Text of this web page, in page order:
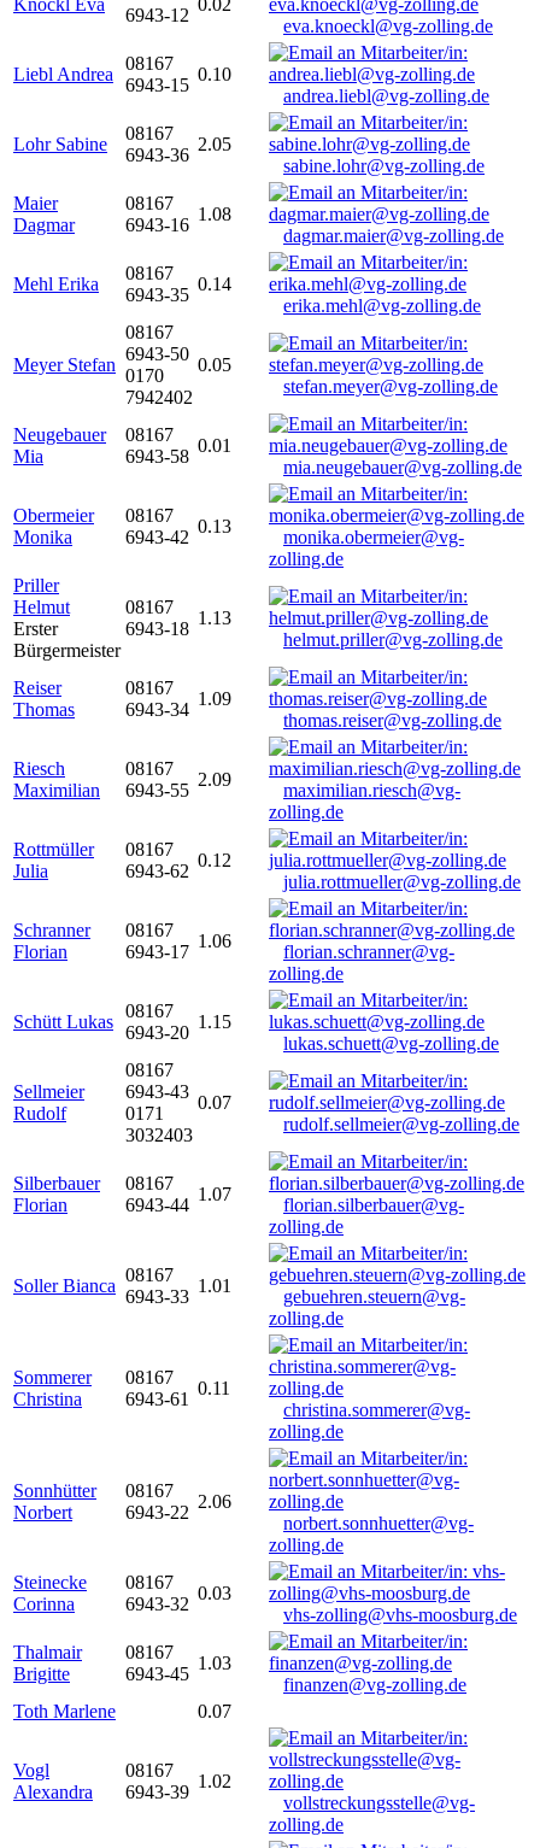
Knöckl Eva
6943-12
0.02
eva.knoeckl@vg-zolling.de
Liebl Andrea
08167
6943-15
0.10
andrea.liebl@vg-zolling.de
Lohr Sabine
08167
6943-36
2.05
sabine.lohr@vg-zolling.de
Maier
Dagmar
08167
6943-16
1.08
dagmar.maier@vg-zolling.de
Mehl Erika
08167
6943-35
0.14
erika.mehl@vg-zolling.de
Meyer Stefan
08167
6943-50
0170
7942402
0.05
stefan.meyer@vg-zolling.de
Neugebauer
Mia
08167
6943-58
0.01
mia.neugebauer@vg-zolling.de
Obermeier
Monika
08167
6943-42
0.13
monika.obermeier@vg-
zolling.de
Priller
Helmut
Erster
Bürgermeister
08167
6943-18
1.13
helmut.priller@vg-zolling.de
Reiser
Thomas
08167
6943-34
1.09
thomas.reiser@vg-zolling.de
Riesch
Maximilian
08167
6943-55
2.09
maximilian.riesch@vg-
zolling.de
Rottmüller
Julia
08167
6943-62
0.12
julia.rottmueller@vg-zolling.de
Schranner
Florian
08167
6943-17
1.06
florian.schranner@vg-
zolling.de
Schütt Lukas
08167
6943-20
1.15
lukas.schuett@vg-zolling.de
Sellmeier
Rudolf
08167
6943-43
0171
3032403
0.07
rudolf.sellmeier@vg-zolling.de
Silberbauer
Florian
08167
6943-44
1.07
florian.silberbauer@vg-
zolling.de
Soller Bianca
08167
6943-33
1.01
gebuehren.steuern@vg-
zolling.de
Sommerer
Christina
08167
6943-61
0.11
christina.sommerer@vg-
zolling.de
Sonnhütter
Norbert
08167
6943-22
2.06
norbert.sonnhuetter@vg-
zolling.de
Steinecke
Corinna
08167
6943-32
0.03
vhs-zolling@vhs-moosburg.de
Thalmair
Brigitte
08167
6943-45
1.03
finanzen@vg-zolling.de
Toth Marlene
0.07
Vogl
Alexandra
08167
6943-39
1.02
vollstreckungsstelle@vg-
zolling.de